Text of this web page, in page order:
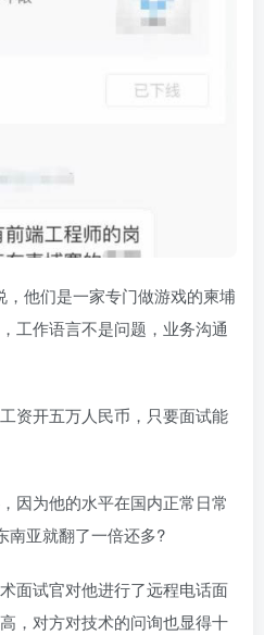
他们是一家专门做游戏的柬埔
工作语言不是问题，业务沟通
资开五万人民币，只要面试能
因为他的水平在国内正常日常
南亚就翻了一倍还多?
面试官对他进行了远程电话面
，对方对技术的问询也显得十